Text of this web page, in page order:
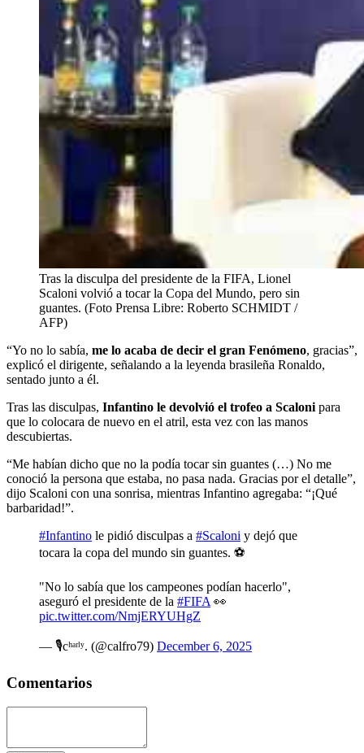
Tras la disculpa del presidente de la FIFA, Lionel
Scaloni volvió a tocar la Copa del Mundo, pero sin
guantes. (Foto Prensa Libre: Roberto SCHMIDT /
AFP)
“Yo no lo sabía, me lo acaba de decir el gran Fenómeno, gracias”,
explicó el dirigente, señalando a la leyenda brasileña Ronaldo,
sentado junto a él.
Tras las disculpas, Infantino le devolvió el trofeo a Scaloni para
que lo colocara de nuevo en el atril, esta vez con las manos
descubiertas.
“Me habían dicho que no la podía tocar sin guantes (…) No me
conoció la persona que estaba, no pasa nada. Gracias por el detalle”,
dijo Scaloni con una sonrisa, mientras Infantino agregaba: “¡Qué
barbaridad!”.
#Infantino le pidió disculpas a #Scaloni y dejó que
tocara la copa del mundo sin guantes. ⚽
"No lo sabía que los campeones podían hacerlo",
aseguró el presidente de la #FIFA 👀
pic.twitter.com/NmjERYUHgZ
— 🎙cʰᵃʳˡʸ. (@calfro79) December 6, 2025
Comentarios